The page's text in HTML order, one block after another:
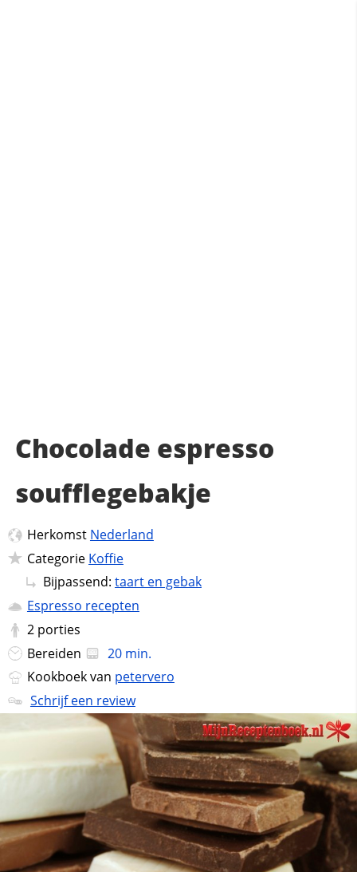
Chocolade espresso
soufflegebakje
Herkomst Nederland
Categorie Koffie
Bijpassend: taart en gebak
Espresso recepten
2 porties
Bereiden
20 min.
Kookboek van petervero
Schrijf een review